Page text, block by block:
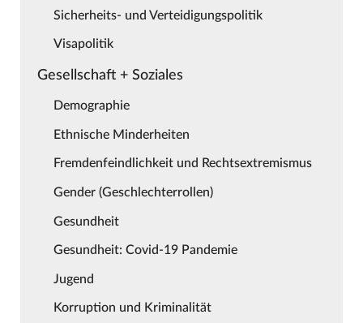
Sicherheits- und Verteidigungspolitik
Visapolitik
Gesellschaft + Soziales
Demographie
Ethnische Minderheiten
Fremdenfeindlichkeit und Rechtsextremismus
Gender (Geschlechterrollen)
Gesundheit
Gesundheit: Covid-19 Pandemie
Jugend
Korruption und Kriminalität